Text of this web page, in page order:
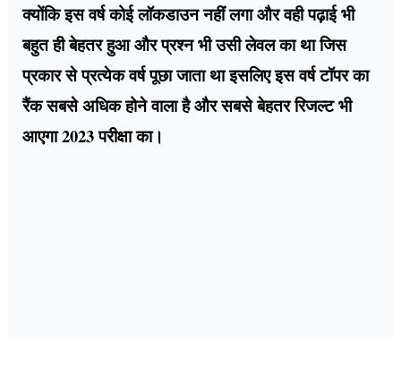
क्योंकि इस वर्ष कोई लॉकडाउन नहीं लगा और वही पढ़ाई भी
बहुत ही बेहतर हुआ और प्रश्न भी उसी लेवल का था जिस
प्रकार से प्रत्येक वर्ष पूछा जाता था इसलिए इस वर्ष टॉपर का
रैंक सबसे अधिक होने वाला है और सबसे बेहतर रिजल्ट भी
आएगा 2023 परीक्षा का।